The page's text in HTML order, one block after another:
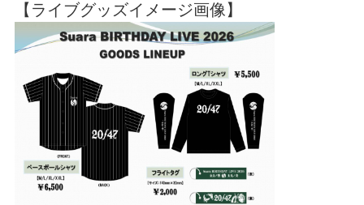
【ライブグッズイメージ画像】